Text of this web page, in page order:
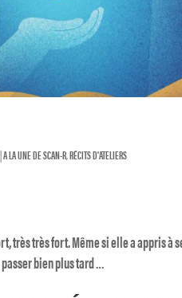
|A LA UNE DE SCAN-R,RÉCITS D'ATELIERS
très très fort. Même si elle a appris à
bien plus tard …